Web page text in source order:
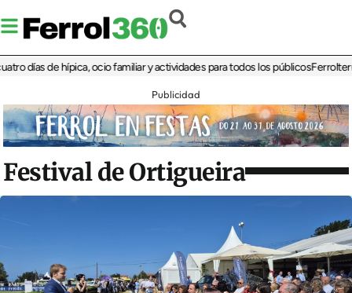
de hípica, ocio familiar y actividades para todos los públicosFerrolterra
Publicidad
Festival de Ortigueira